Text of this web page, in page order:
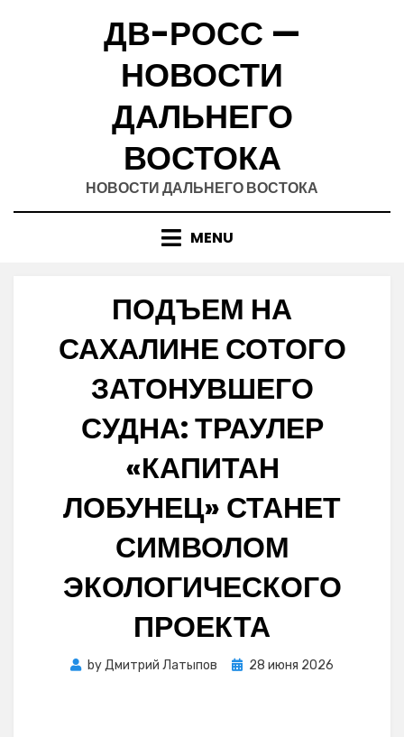
ДВ-РОСС —
НОВОСТИ
ДАЛЬНЕГО
ВОСТОКА
НОВОСТИ ДАЛЬНЕГО ВОСТОКА
MENU
ПОДЪЕМ НА
САХАЛИНЕ СОТОГО
ЗАТОНУВШЕГО
СУДНА: ТРАУЛЕР
«КАПИТАН
ЛОБУНЕЦ» СТАНЕТ
СИМВОЛОМ
ЭКОЛОГИЧЕСКОГО
ПРОЕКТА
byДмитрий Латыпов
Posted
28 июня 2026